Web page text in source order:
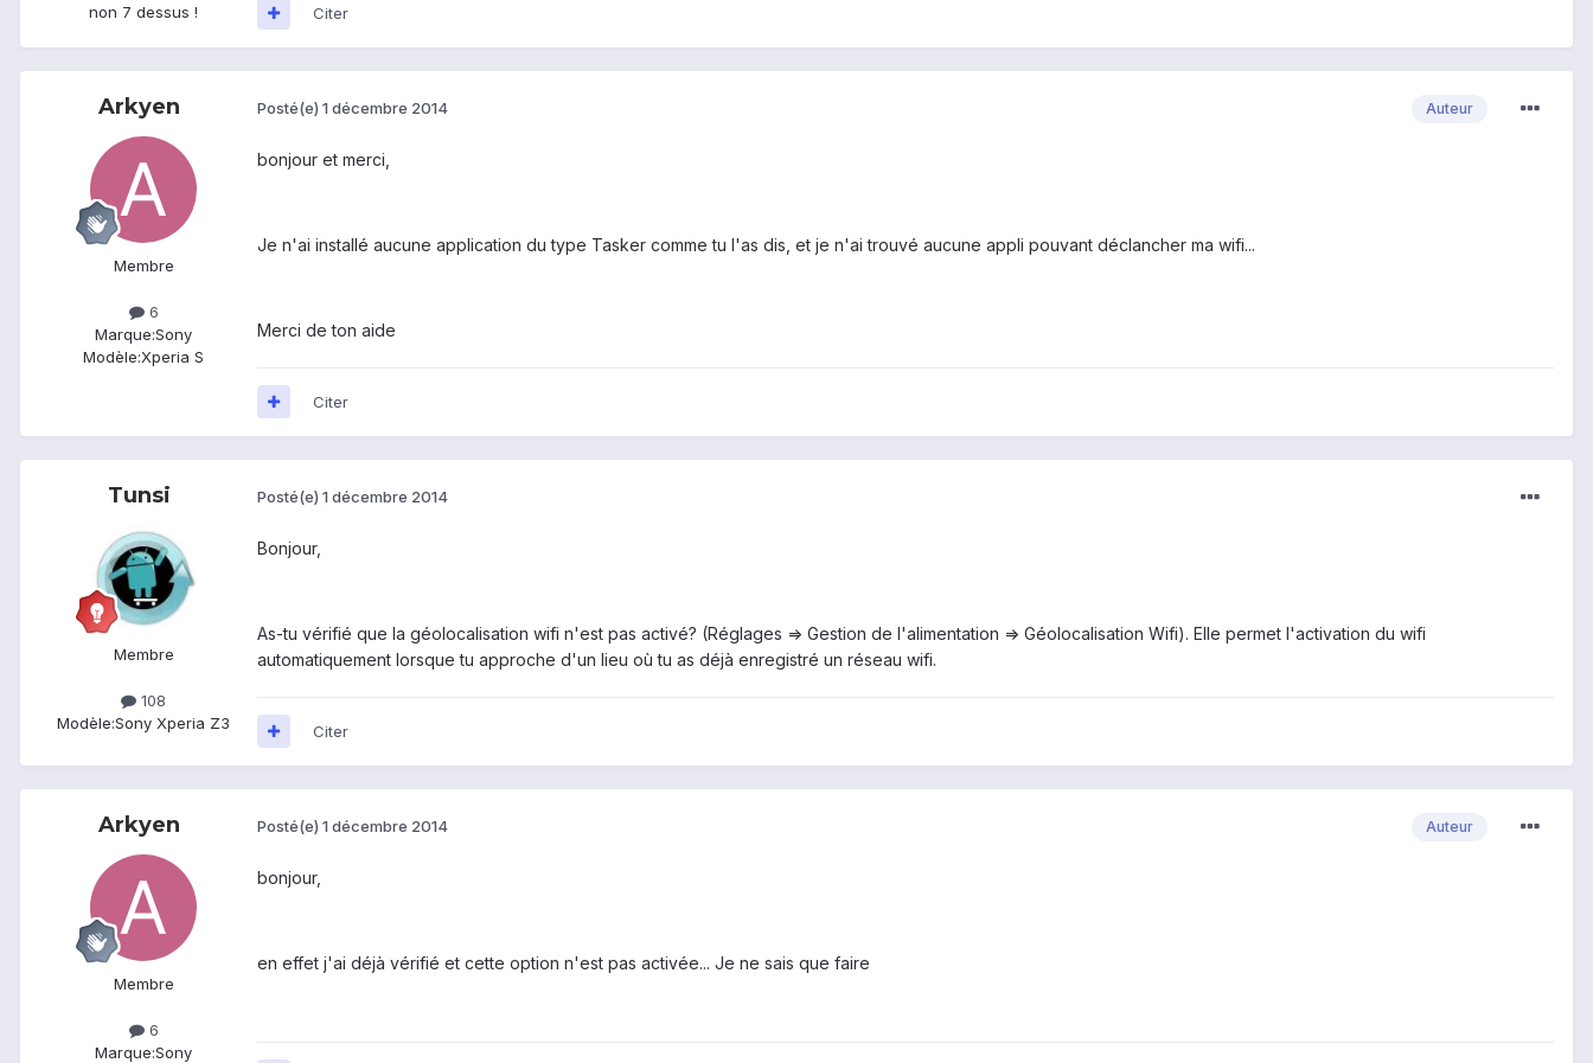
non 7 dessus !
Citer
Arkyen
Membre
6
Marque:Sony
Modèle:Xperia S
Auteur
Posté(e) 1 décembre 2014
bonjour et merci,
Je n'ai installé aucune application du type Tasker comme tu l'as dis, et je n'ai trouvé aucune appli pouvant déclancher ma wifi...
Merci de ton aide
Citer
Tunsi
Membre
108
Modèle:Sony Xperia Z3
Posté(e) 1 décembre 2014
Bonjour,
As-tu vérifié que la géolocalisation wifi n'est pas activé? (Réglages => Gestion de l'alimentation => Géolocalisation Wifi). Elle permet l'activation du wifi
automatiquement lorsque tu approche d'un lieu où tu as déjà enregistré un réseau wifi.
Citer
Arkyen
Membre
6
Marque:Sony
Auteur
Posté(e) 1 décembre 2014
bonjour,
en effet j'ai déjà vérifié et cette option n'est pas activée... Je ne sais que faire